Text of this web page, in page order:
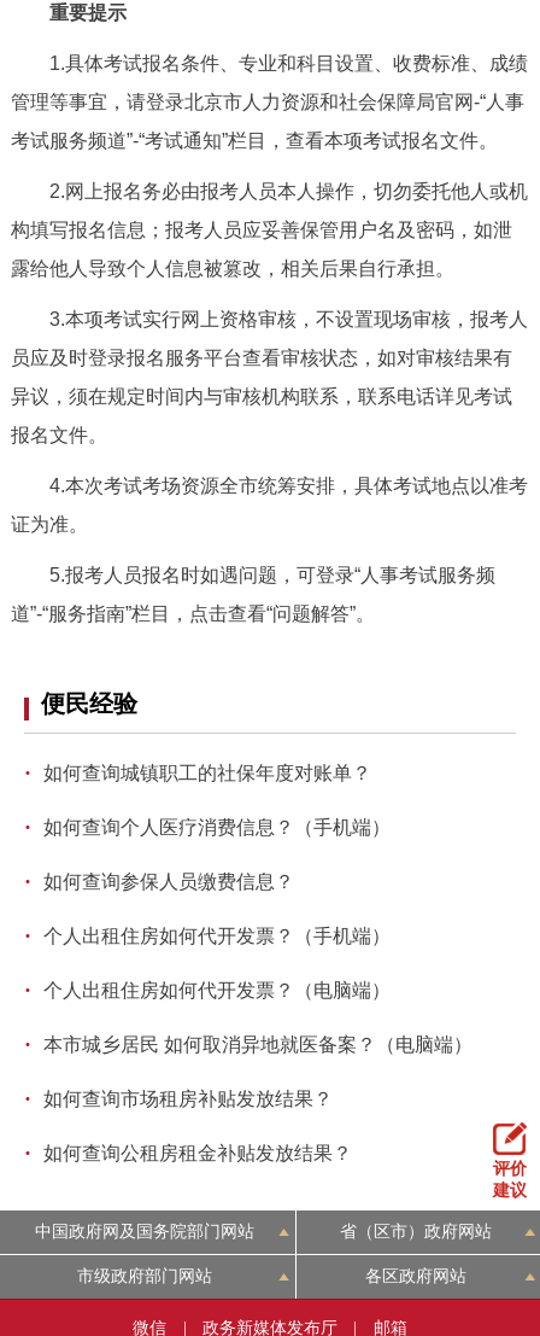
DEUTSCH FRANÇAIS РУССКИЙ ЯЗЫК
ITALIANO
重要提示
1.具体考试报名条件、专业和科目设置、收费标准、成绩
管理等事宜，请登录北京市人力资源和社会保障局官网-“人事
考试服务频道”-“考试通知”栏目，查看本项考试报名文件。
2.网上报名务必由报考人员本人操作，切勿委托他人或机
构填写报名信息；报考人员应妥善保管用户名及密码，如泄
露给他人导致个人信息被篡改，相关后果自行承担。
3.本项考试实行网上资格审核，不设置现场审核，报考人
员应及时登录报名服务平台查看审核状态，如对审核结果有
异议，须在规定时间内与审核机构联系，联系电话详见考试
报名文件。
4.本次考试考场资源全市统筹安排，具体考试地点以准考
证为准。
5.报考人员报名时如遇问题，可登录“人事考试服务频
道”-“服务指南”栏目，点击查看“问题解答”。
便民经验
· 如何查询城镇职工的社保年度对账单？
· 如何查询个人医疗消费信息？（手机端）
· 如何查询参保人员缴费信息？
· 个人出租住房如何代开发票？（手机端）
· 个人出租住房如何代开发票？（电脑端）
· 本市城乡居民 如何取消异地就医备案？（电脑端）
· 如何查询市场租房补贴发放结果？
· 如何查询公租房租金补贴发放结果？
评价
建议
中国政府网及国务院部门网站 省（区市）政府网站
市级政府部门网站 各区政府网站
微信 政务新媒体发布厅 邮箱